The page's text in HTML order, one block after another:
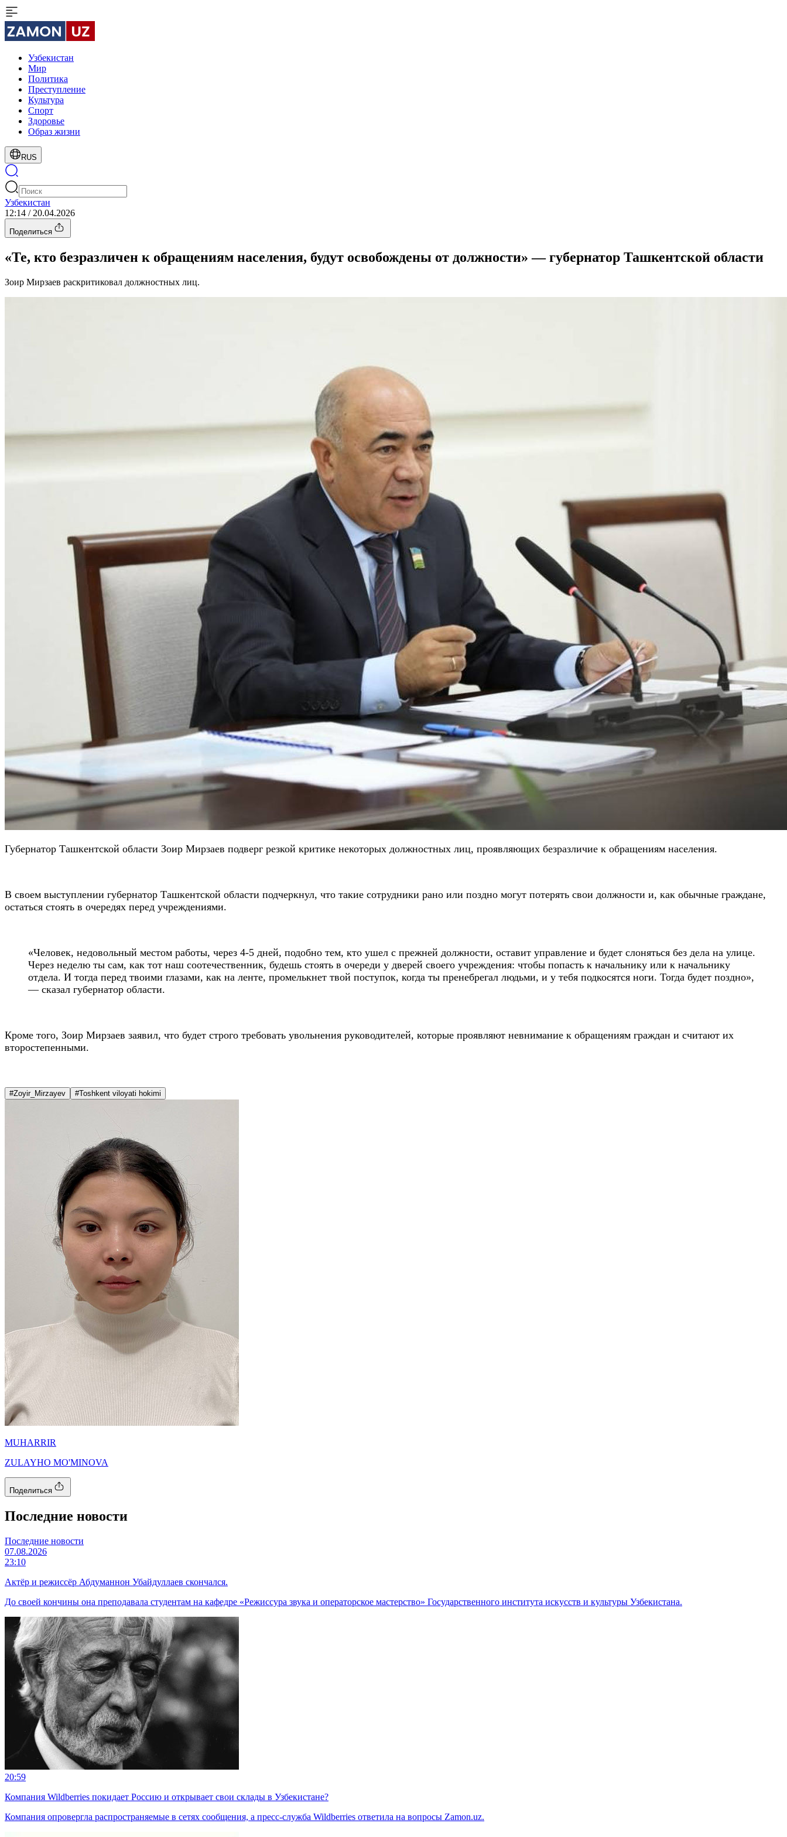
Узбекистан
Мир
Политика
Преступление
Культура
Спорт
Здоровье
Образ жизни
RUS
Узбекистан
12:14 / 20.04.2026
Поделиться
«Те, кто безразличен к обращениям населения, будут освобождены от должности» — губернатор Ташкентской области
Зоир Мирзаев раскритиковал должностных лиц.
Губернатор Ташкентской области Зоир Мирзаев подверг резкой критике некоторых должностных лиц, проявляющих безразличие к обращениям населения.
В своем выступлении губернатор Ташкентской области подчеркнул, что такие сотрудники рано или поздно могут потерять свои должности и, как обычные граждане,
остаться стоять в очередях перед учреждениями.
«Человек, недовольный местом работы, через 4-5 дней, подобно тем, кто ушел с прежней должности, оставит управление и будет слоняться без дела на улице.
Через неделю ты сам, как тот наш соотечественник, будешь стоять в очереди у дверей своего учреждения: чтобы попасть к начальнику или к начальнику
отдела. И тогда перед твоими глазами, как на ленте, промелькнет твой поступок, когда ты пренебрегал людьми, и у тебя подкосятся ноги. Тогда будет поздно»,
— сказал губернатор области.
Кроме того, Зоир Мирзаев заявил, что будет строго требовать увольнения руководителей, которые проявляют невнимание к обращениям граждан и считают их
второстепенными.
#Zoyir_Mirzayev #Toshkent viloyati hokimi
MUHARRIR
ZULAYHO MO'MINOVA
Поделиться
Последние новости
Последние новости
07.08.2026
23:10
Актёр и режиссёр Абдуманнон Убайдуллаев скончался.
До своей кончины она преподавала студентам на кафедре «Режиссура звука и операторское мастерство» Государственного института искусств и культуры Узбекистана.
20:59
Компания Wildberries покидает Россию и открывает свои склады в Узбекистане?
Компания опровергла распространяемые в сетях сообщения, а пресс-служба Wildberries ответила на вопросы Zamon.uz.